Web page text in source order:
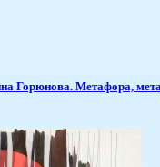
Горюнова. Метафора,